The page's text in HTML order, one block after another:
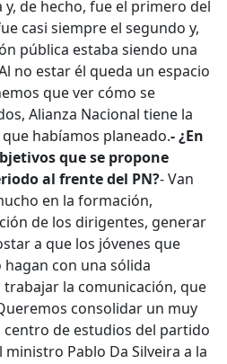
de hecho, fue el primero del
casi siempre el segundo y,
pública estaba siendo una
no estar él queda un espacio
que ver cómo se
Alianza Nacional tiene la
habíamos planeado.- ¿En
que se propone
al frente del PN?- Van
en la formación,
de los dirigentes, generar
a que los jóvenes que
con una sólida
la comunicación, que
consolidar un muy
de estudios del partido
Pablo Da Silveira a la